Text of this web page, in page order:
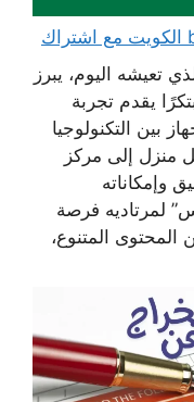
تعيشه اليوم، يبرز
يقدم تجربة
بين التكنولوجيا
منزل إلى مركز
وإمكاناته
لمرتاديه فرصة
المتنوع،